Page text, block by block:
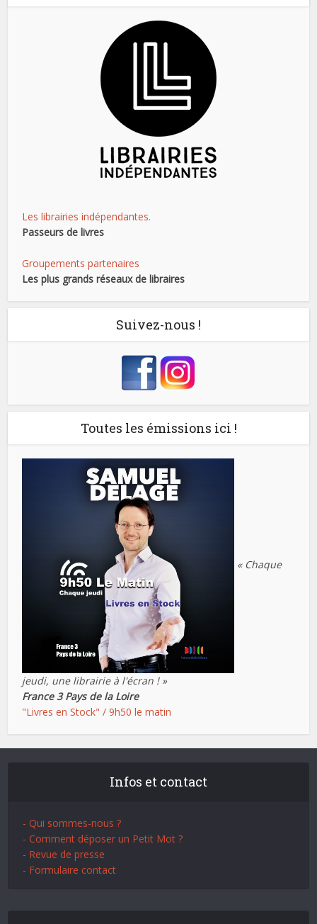
Les librairies indépendantes.
Passeurs de livres
Groupements partenaires
Les plus grands réseaux de libraires
Suivez-nous !
Toutes les émissions ici !
« Chaque
jeudi, une librairie à l'écran ! »
France 3 Pays de la Loire
"Livres en Stock" / 9h50 le matin
Infos et contact
- Qui sommes-nous ?
- Comment déposer un Petit Mot ?
- Revue de presse
- Formulaire contact